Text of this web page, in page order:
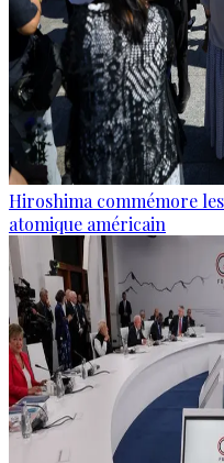
Hiroshima commémore
atomique américain